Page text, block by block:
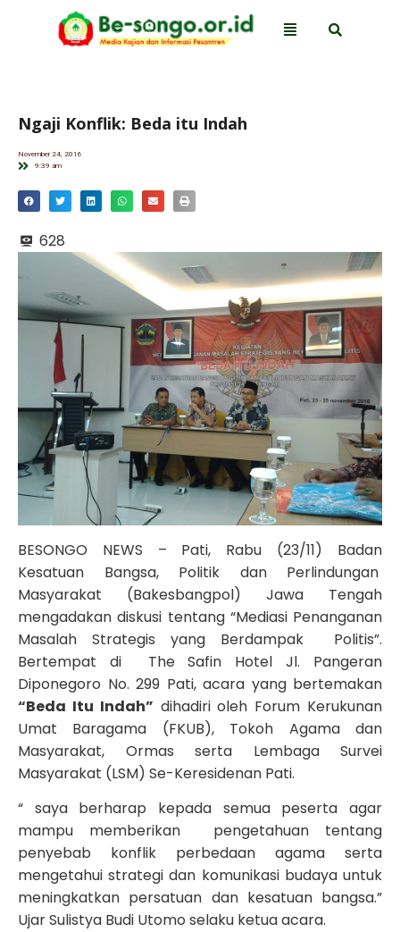
Ngaji Konflik: Beda itu Indah
November 24, 2016
9:39 am
628
BESONGO NEWS – Pati, Rabu (23/11) Badan
Kesatuan Bangsa, Politik dan Perlindungan
Masyarakat (Bakesbangpol) Jawa Tengah
mengadakan diskusi tentang “Mediasi Penanganan
Masalah Strategis yang Berdampak Politis”.
Bertempat di The Safin Hotel Jl. Pangeran
Diponegoro No. 299 Pati, acara yang bertemakan
“Beda Itu Indah” dihadiri oleh Forum Kerukunan
Umat Baragama (FKUB), Tokoh Agama dan
Masyarakat, Ormas serta Lembaga Survei
Masyarakat (LSM) Se-Keresidenan Pati.
“ saya berharap kepada semua peserta agar
mampu memberikan pengetahuan tentang
penyebab konflik perbedaan agama serta
mengetahui strategi dan komunikasi budaya untuk
meningkatkan persatuan dan kesatuan bangsa.”
Ujar Sulistya Budi Utomo selaku ketua acara.